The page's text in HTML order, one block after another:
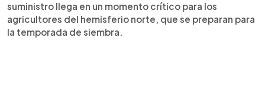
suministro llega en un momento crítico para los
agricultores del hemisferio norte, que se preparan para
la temporada de siembra.